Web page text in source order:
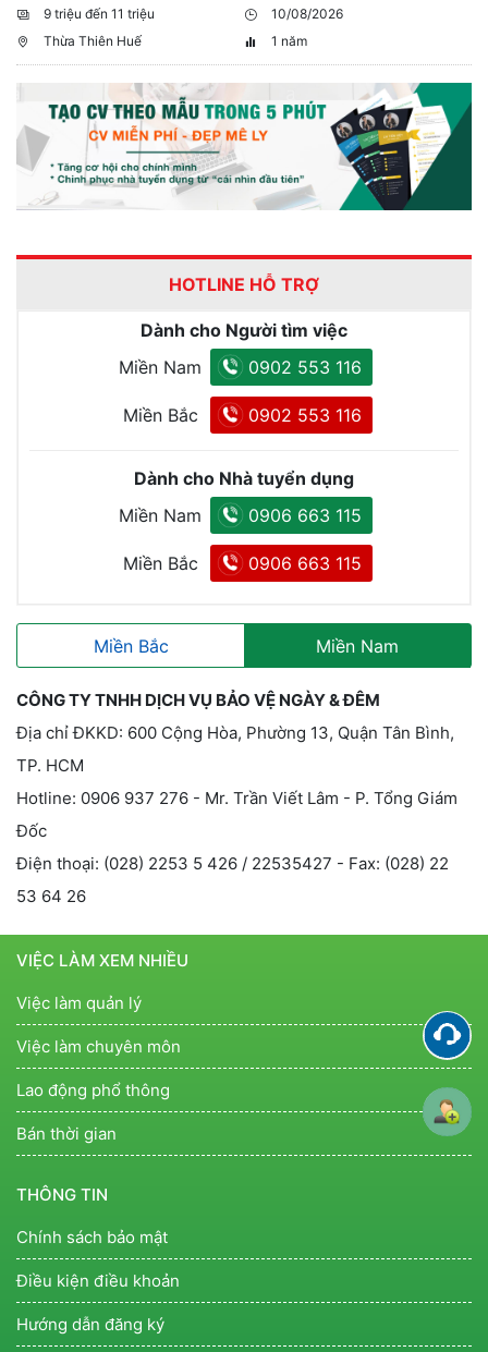
9 triệu đến 11 triệu
10/08/2026
Thừa Thiên Huế
1 năm
HOTLINE HỖ TRỢ
Dành cho Người tìm việc
Miền Nam
0902 553 116
Miền Bắc 0902 553 116
Dành cho Nhà tuyển dụng
Miền Nam
0906 663 115
Miền Bắc 0906 663 115
Miền Bắc Miền Nam
CÔNG TY TNHH DỊCH VỤ BẢO VỆ NGÀY & ĐÊM
Địa chỉ ĐKKD: 600 Cộng Hòa, Phường 13, Quận Tân Bình,
TP. HCM
Hotline: 0906 937 276 - Mr. Trần Viết Lâm - P. Tổng Giám
Đốc
Điện thoại: (028) 2253 5 426 / 22535427 - Fax: (028) 22
53 64 26
VIỆC LÀM XEM NHIỀU
Việc làm quản lý
Việc làm chuyên môn
Lao động phổ thông
Bán thời gian
THÔNG TIN
Chính sách bảo mật
Điều kiện điều khoản
Hướng dẫn đăng ký